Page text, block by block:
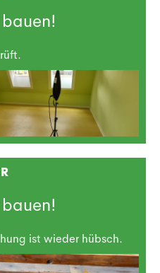
ist wieder hübsch.